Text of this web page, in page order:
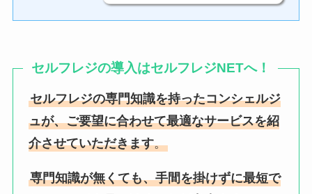
セルフレジの導入はセルフレジNETへ！
セルフレジの専門知識を持ったコンシェルジ
ュが、ご要望に合わせて最適なサービスを紹
介させていただきます。
専門知識が無くても、手間を掛けずに最短で